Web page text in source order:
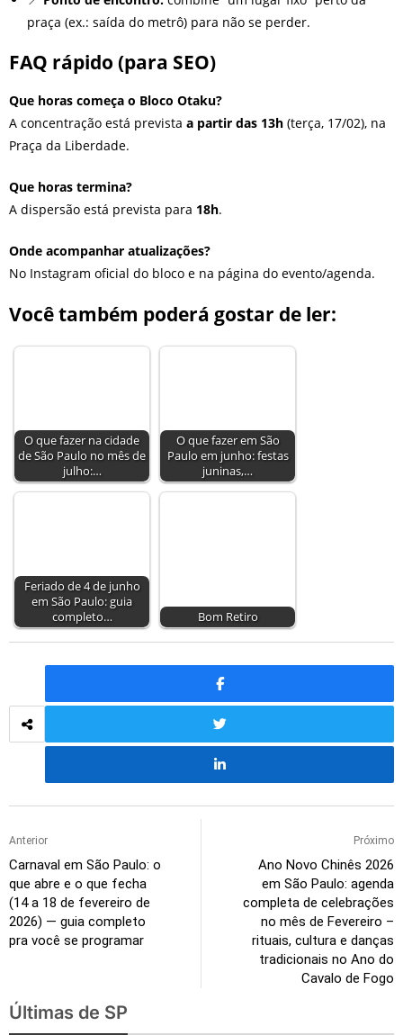
praça (ex.: saída do metrô) para não se perder.
FAQ rápido (para SEO)
Que horas começa o Bloco Otaku?
A concentração está prevista a partir das 13h (terça, 17/02), na
Praça da Liberdade.
Que horas termina?
A dispersão está prevista para 18h.
Onde acompanhar atualizações?
No Instagram oficial do bloco e na página do evento/agenda.
Você também poderá gostar de ler:
O que fazer na cidade
de São Paulo no mês de
julho:…
O que fazer em São
Paulo em junho: festas
juninas,…
Feriado de 4 de junho
em São Paulo: guia
completo…
Bom Retiro
Anterior
Carnaval em São Paulo: o
que abre e o que fecha
(14 a 18 de fevereiro de
2026) — guia completo
pra você se programar
Próximo
Ano Novo Chinês 2026
em São Paulo: agenda
completa de celebrações
no mês de Fevereiro –
rituais, cultura e danças
tradicionais no Ano do
Cavalo de Fogo
Últimas de SP